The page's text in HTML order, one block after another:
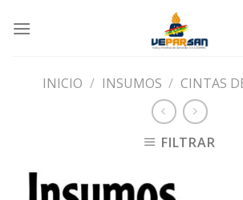
INICIO / INSUMOS / CINTAS
FILTRAR